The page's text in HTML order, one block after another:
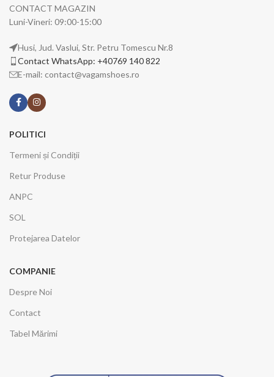
CONTACT MAGAZIN
Luni-Vineri: 09:00-15:00
Husi, Jud. Vaslui, Str. Petru Tomescu Nr.8
Contact WhatsApp: +40769 140 822
E-mail: contact@vagamshoes.ro
POLITICI
Termeni și Condiții
Retur Produse
ANPC
SOL
Protejarea Datelor
COMPANIE
Despre Noi
Contact
Tabel Mărimi